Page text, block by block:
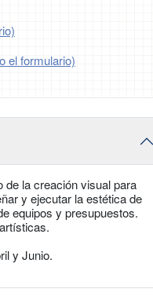
el formulario)
de la creación visual para
y ejecutar la estética de
equipos y presupuestos.
y Junio.